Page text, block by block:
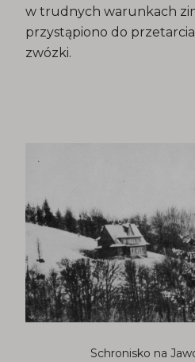
w trudnych warunkach
przystąpiono do
zwózki.
Schronisko na